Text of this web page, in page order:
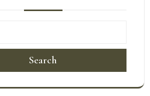
Search